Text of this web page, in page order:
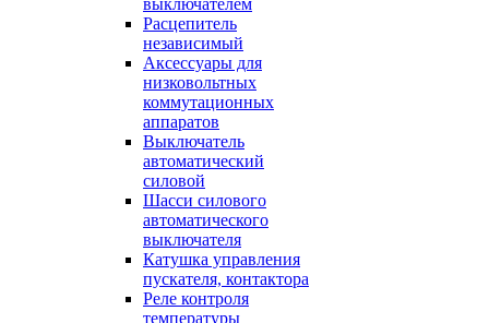
выключателем
Расцепитель
независимый
Аксессуары для
низковольтных
коммутационных
аппаратов
Выключатель
автоматический
силовой
Шасси силового
автоматического
выключателя
Катушка управления
пускателя, контактора
Реле контроля
температуры